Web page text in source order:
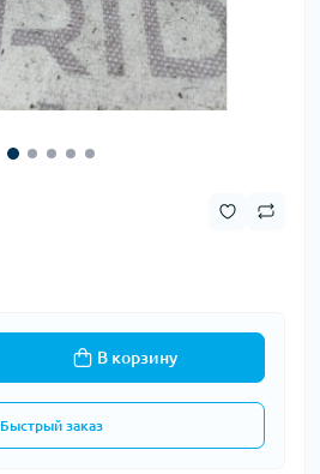
В корзину
Быстрый заказ